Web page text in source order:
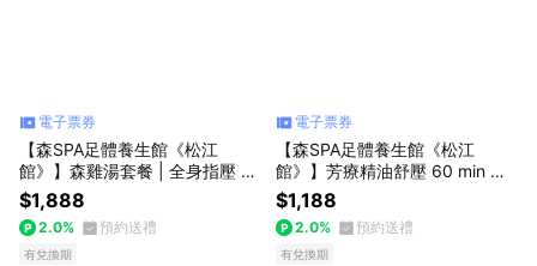
電子票券
【森SPA足體養生館《松江
館》】森雞湯套餐 | 全身指壓 10
0 min 享樂券
$1,888
2.0% 預約送禮
有兌換期
電子票券
【森SPA足體養生館《松江
館》】芳療精油舒壓 60 min 享
樂券
$1,188
2.0% 預約送禮
有兌換期